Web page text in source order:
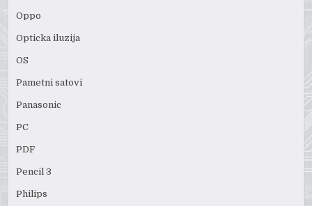
Oppo
Opticka iluzija
OS
Pametni satovi
Panasonic
PC
PDF
Pencil 3
Philips